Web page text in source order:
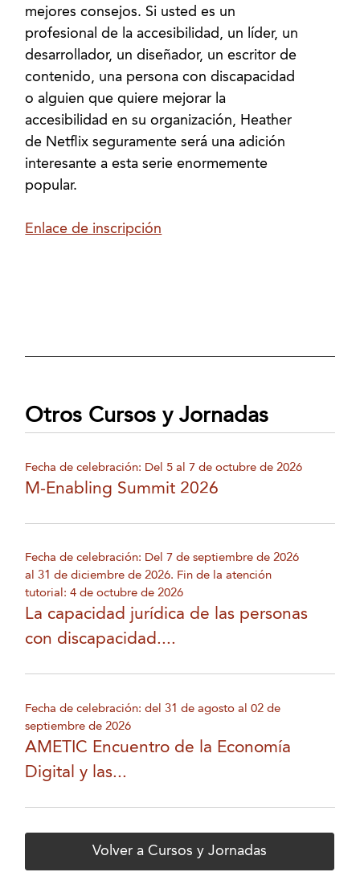
mejores consejos. Si usted es un
profesional de la accesibilidad, un líder, un
desarrollador, un diseñador, un escritor de
contenido, una persona con discapacidad
o alguien que quiere mejorar la
accesibilidad en su organización, Heather
de Netflix seguramente será una adición
interesante a esta serie enormemente
popular.
Enlace de inscripción
Otros Cursos y Jornadas
Fecha de celebración: Del 5 al 7 de octubre de 2026
M-Enabling Summit 2026
Fecha de celebración: Del 7 de septiembre de 2026
al 31 de diciembre de 2026. Fin de la atención
tutorial: 4 de octubre de 2026
La capacidad jurídica de las personas
con discapacidad....
Fecha de celebración: del 31 de agosto al 02 de
septiembre de 2026
AMETIC Encuentro de la Economía
Digital y las...
Volver a Cursos y Jornadas